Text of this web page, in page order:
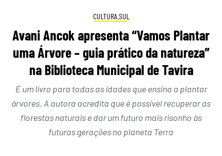
CULTURA.SUL
Avani Ancok apresenta “Vamos Plantar
uma Árvore – guia prático da natureza”
na Biblioteca Municipal de Tavira
É um livro para todas as idades que ensina a plantar
árvores. A autora acredita que é possível recuperar as
florestas naturais e dar um futuro mais risonho às
futuras gerações no planeta Terra